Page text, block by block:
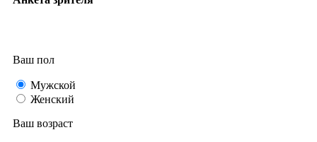
Ваш пол
Мужской
Женский
Ваш возраст